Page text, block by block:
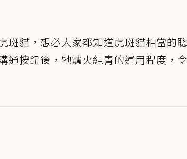
斑貓，想必大家都知道虎斑貓相當的
通按鈕後，牠爐火純青的運用程度，